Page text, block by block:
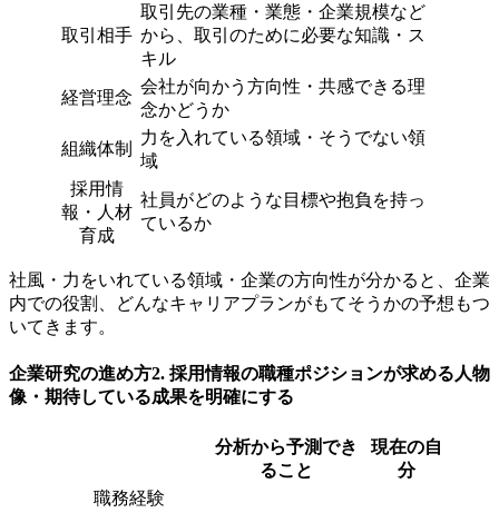
取引相手
取引先の業種・業態・企業規模など
から、取引のために必要な知識・ス
キル
経営理念
会社が向かう方向性・共感できる理
念かどうか
組織体制
力を入れている領域・そうでない領
域
採用情
報・人材
育成
社員がどのような目標や抱負を持っ
ているか
社風・力をいれている領域・企業の方向性が分かると、企業
内での役割、どんなキャリアプランがもてそうかの予想もつ
いてきます。
企業研究の進め方2. 採用情報の職種ポジションが求める人物
像・期待している成果を明確にする
分析から予測でき
ること
現在の自
分
職務経験